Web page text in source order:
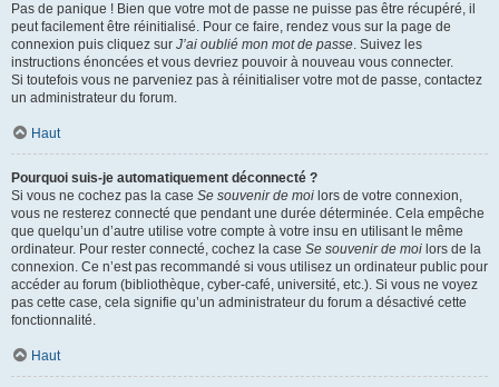
Pas de panique ! Bien que votre mot de passe ne puisse pas être récupéré, il
peut facilement être réinitialisé. Pour ce faire, rendez vous sur la page de
connexion puis cliquez sur J’ai oublié mon mot de passe. Suivez les
instructions énoncées et vous devriez pouvoir à nouveau vous connecter.
Si toutefois vous ne parveniez pas à réinitialiser votre mot de passe, contactez
un administrateur du forum.
Haut
Pourquoi suis-je automatiquement déconnecté ?
Si vous ne cochez pas la case Se souvenir de moi lors de votre connexion,
vous ne resterez connecté que pendant une durée déterminée. Cela empêche
que quelqu’un d’autre utilise votre compte à votre insu en utilisant le même
ordinateur. Pour rester connecté, cochez la case Se souvenir de moi lors de la
connexion. Ce n’est pas recommandé si vous utilisez un ordinateur public pour
accéder au forum (bibliothèque, cyber-café, université, etc.). Si vous ne voyez
pas cette case, cela signifie qu’un administrateur du forum a désactivé cette
fonctionnalité.
Haut